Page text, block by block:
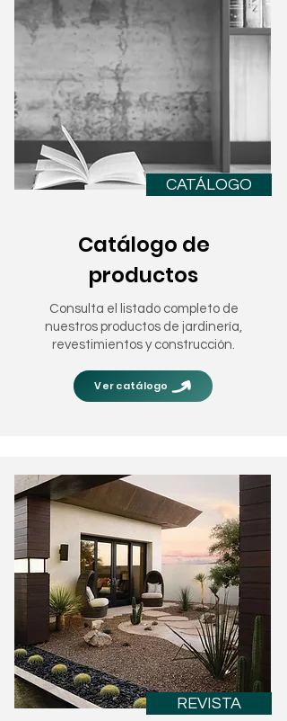
CATÁLOGO
Catálogo de
productos
Consulta el listado completo de
nuestros productos de jardinería,
revestimientos y construcción.
Ver catálogo
REVISTA